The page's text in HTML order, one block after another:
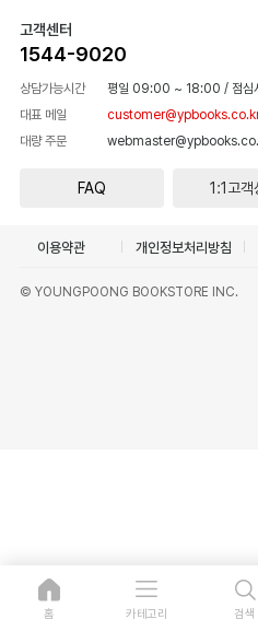
고객센터
1544-9020
상담가능시간 평일 09:00 ~ 18:00 / 점
대표 메일
대량 주문
FAQ 1:1고객
이용약관 개인정보처리방침
© YOUNGPOONG BOOKSTORE INC.
홈 카테고리 검색